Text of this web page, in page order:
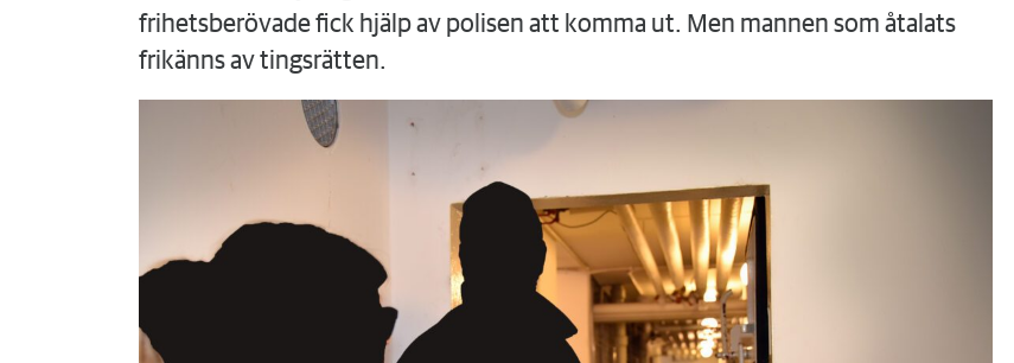
frihetsberövade fick hjälp av polisen att komma ut. Men mannen som åtalats
frikänns av tingsrätten.